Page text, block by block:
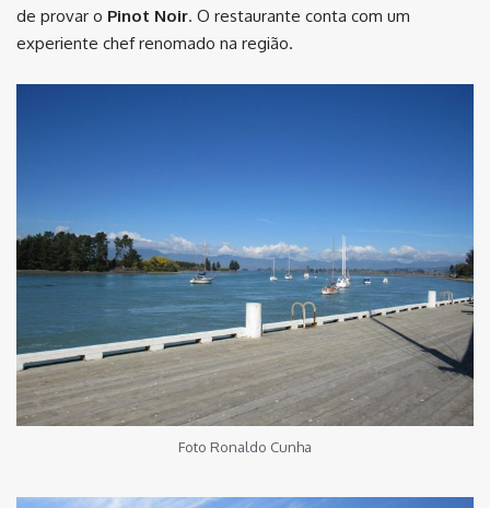
de provar o Pinot Noir. O restaurante conta com um
experiente chef renomado na região.
Foto Ronaldo Cunha